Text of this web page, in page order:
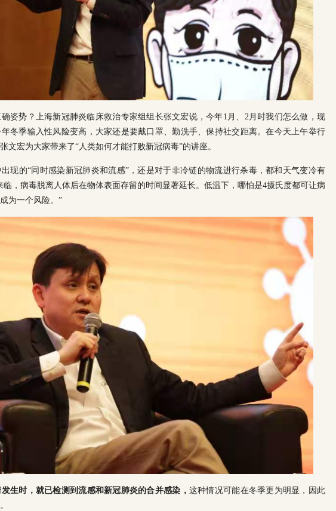
姿势？上海新冠肺炎临床救治专家组组长张文宏说，今年1月、2月时我们怎么做，现
冬季输入性风险变高，大家还是要戴口罩、勤洗手、保持社交距离。在今天上午举行
文宏为大家带来了“人类如何才能打败新冠病毒”的讲座。
现的“同时感染新冠肺炎和流感”，还是对于非冷链的物流进行杀毒，都和天气变冷有
临，病毒脱离人体后在物体表面存留的时间显著延长。低温下，哪怕是4摄氏度都可让病
为一个风险。”
生时，就已检测到流感和新冠肺炎的合并感染， 这种情况可能在冬季更为明显，因此